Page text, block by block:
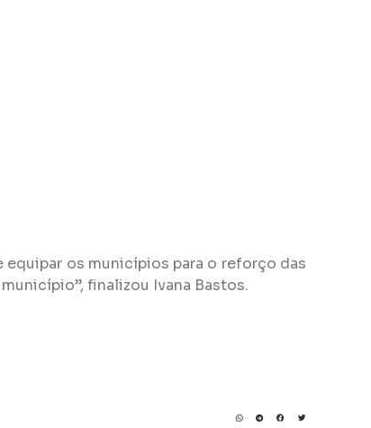
os municípios para o reforço das
finalizou Ivana Bastos.